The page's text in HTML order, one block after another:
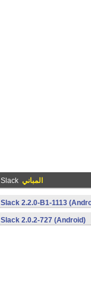
Slack المباني
Slack 2.2.0-B1-1113
Slack 2.0.2-727 (Android)